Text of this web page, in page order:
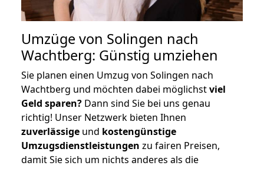
Umzüge von Solingen nach
Wachtberg: Günstig umziehen
Sie planen einen Umzug von Solingen nach
Wachtberg und möchten dabei möglichstviel
Geld sparen? Dann sind Sie bei uns genau
richtig! Unser Netzwerk bieten Ihnen
zuverlässige und kostengünstige
Umzugsdienstleistungen zu fairen Preisen,
damit Sie sich um nichts anderes als die